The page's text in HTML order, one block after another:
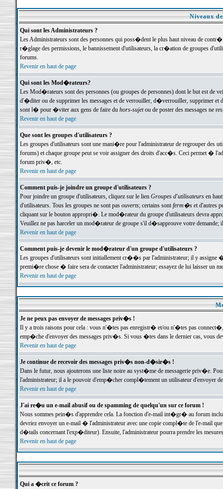
Niveaux
Qui sont les Administrateurs ?
Les Administrateurs sont des personnes qui poss�dent le plus haut niveau de
r�glage des permissions, le bannissement d'utilisateurs, la cr�ation de groupes
forums.
Revenir en haut de page
Qui sont les Mod�rateurs?
Les Mod�rateurs sont des personnes (ou groupes de personnes) dont le but est de
d'�diter ou de supprimer les messages et de verrouiller, d�verrouiller, supprimer
sont l� pour �viter aux gens de faire du hors-sujetou de poster des messages ne
Revenir en haut de page
Que sont les groupes d'utilisateurs ?
Les groupes d'utilisateurs sont une mani�re pour l'administrateur de regrouper des
forums) et chaque groupe peut se voir assigner des droits d'acc�s. Ceci permet
forum priv�, etc.
Revenir en haut de page
Comment puis-je joindre un groupe d'utilisateurs ?
Pour joindre un groupe d'utilisateurs, cliquez sur le lien Groupes d'utilisateursen haut
d'utilisateurs. Tous les groupes ne sont pas ouverts; certains sontferm�set d'autres
cliquant sur le bouton appropri�. Le mod�rateur du groupe d'utilisateurs devra
Veuillez ne pas harceler un mod�rateur de groupe s'il d�sapprouve votre demande;
Revenir en haut de page
Comment puis-je devenir le mod�rateur d'un groupe d'utilisateurs ?
Les groupes d'utilisateurs sont initiallement cr��s par l'administrateur; il y
premi�re chose � faire sera de contacter l'administrateur; essayez de lui laisser un
Revenir en haut de page
Je ne peux pas envoyer de messages priv�s !
Il y a trois raisons pour cela : vous n'�tes pas enregistr� et/ou n'�tes pas
emp�che d'envoyer des messages priv�s. Si vous �tes dans le dernier cas, vous
Revenir en haut de page
Je continue de recevoir des messages priv�s non-d�sir�s !
Dans le futur, nous ajouterons une liste noire au syst�me de messagerie priv�e.
l'administrateur; il a le pouvoir d'emp�cher compl�tement un utilisateur d'envoyer
Revenir en haut de page
J'ai re�u un e-mail abusif ou de spamming de quelqu'un sur ce forum !
Nous sommes pein�s d'apprendre cela. La fonction d'e-mail int�gr� au forum inclut
devriez envoyer un e-mail � l'administrateur avec une copie compl�te de l'e-mail
d�tails concernant l'exp�diteur). Ensuite, l'administrateur pourra prendre les
Revenir en haut de page
Qui a �crit ce forum ?